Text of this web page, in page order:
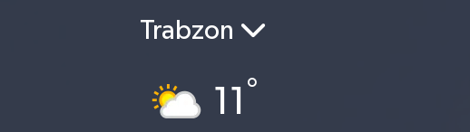
Trabzon
11 °